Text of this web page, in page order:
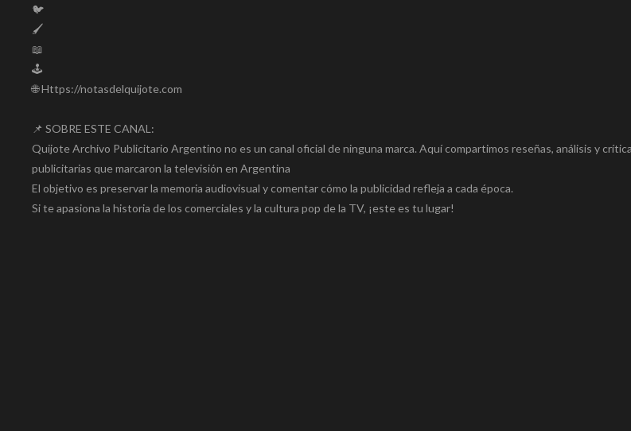
🐦
🖌️
📖
🕹️
🌐 Https://notasdelquijote.com
📌 SOBRE ESTE CANAL:
Quijote Archivo Publicitario Argentino no es un canal oficial de ninguna marca. Aquí compartimos reseñas, análisis y
publicitarias que marcaron la televisión en Argentina
El objetivo es preservar la memoria audiovisual y comentar cómo la publicidad refleja a cada época.
Si te apasiona la historia de los comerciales y la cultura pop de la TV, ¡este es tu lugar!